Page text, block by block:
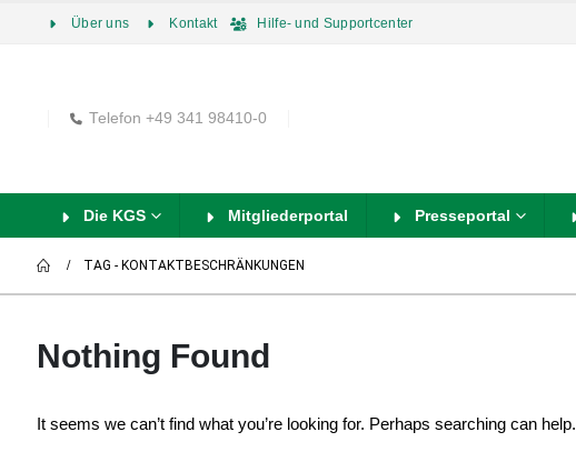
Über uns Kontakt Hilfe- und Supportcenter
Telefon +49 341 98410-0
Die KGS Mitgliederportal Presseportal
TAG - KONTAKTBESCHRÄNKUNGEN
Nothing Found
It seems we can’t find what you’re looking for. Perhaps searching can help.